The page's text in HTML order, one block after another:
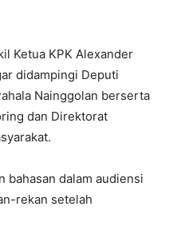
Ketua KPK Alexander
didampingi Deputi
Nainggolan berserta
dan Direktorat
bahasan dalam audiensi
rekan setelah